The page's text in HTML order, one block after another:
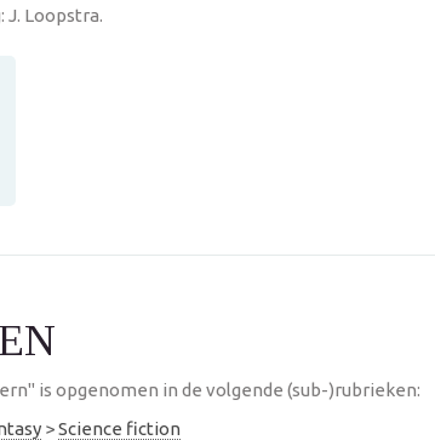
J. Loopstra.
is opgenomen in de volgende (sub-)rubrieken:
>Science fiction